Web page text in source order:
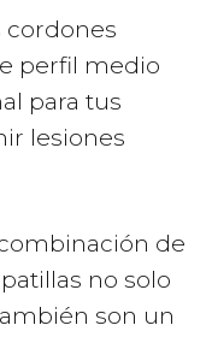
cordones
perfil medio
para tus
lesiones
de
no solo
son un